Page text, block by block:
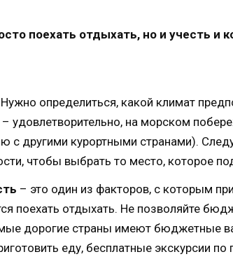
поехать отдыхать, но и учесть и
Нужно определиться, какой климат
удовлетворительно, на морском
с другими курортными странами).
чтобы выбрать то место, которое
– это один из факторов, с которым
поехать отдыхать. Не позволяйте
дорогие страны имеют бюджетные
еду, бесплатные экскурсии